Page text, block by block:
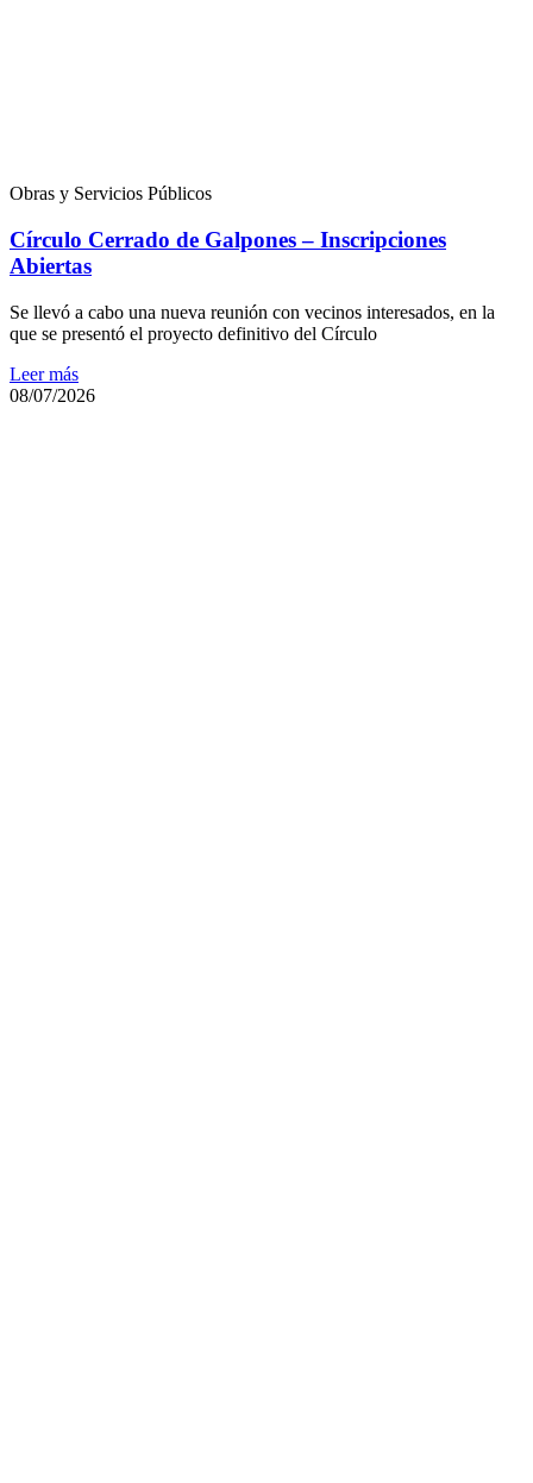
Obras y Servicios Públicos
Círculo Cerrado de Galpones – Inscripciones
Abiertas
Se llevó a cabo una nueva reunión con vecinos interesados, en la
que se presentó el proyecto definitivo del Círculo
Leer más
08/07/2026